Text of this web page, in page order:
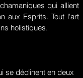
qui allient
aux Esprits. Tout l'art
holistiques.
se déclinent en deux